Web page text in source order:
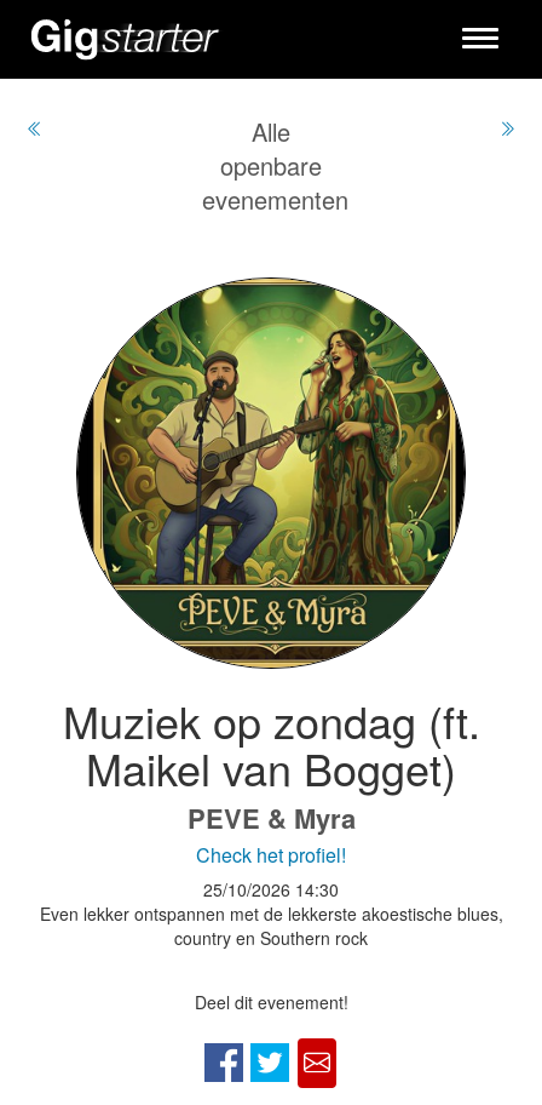
Toggle
Alle
openbare
evenementen
Muziek op zondag (ft.
Maikel van Bogget)
PEVE & Myra
Check het profiel!
25/10/2026 14:30
Even lekker ontspannen met de lekkerste akoestische blues,
country en Southern rock
Deel dit evenement!